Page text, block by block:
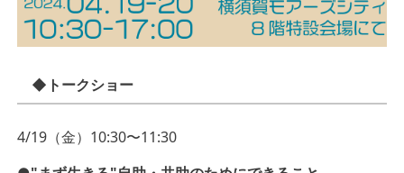
◆トークショー
4/19（金）10:30〜11:30